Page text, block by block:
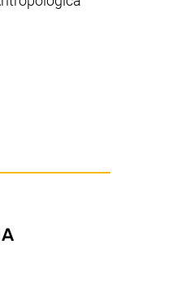
öffnet neues
(externer Link,
Link, öffnet neues